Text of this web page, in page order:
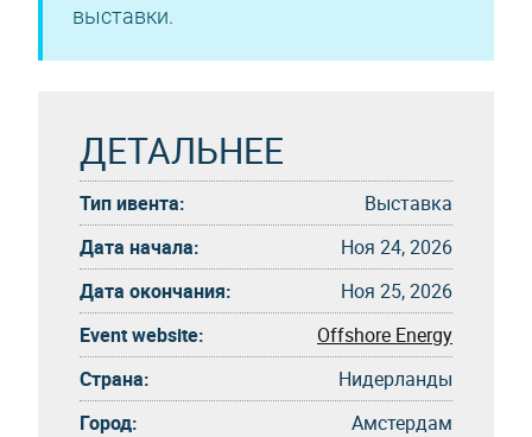
выставки.
ДЕТАЛЬНЕЕ
Тип ивента:
Выставка
Дата начала:
Ноя 24, 2026
Дата окончания:
Ноя 25, 2026
Event website:
Offshore Energy
Страна:
Нидерланды
Город:
Амстердам